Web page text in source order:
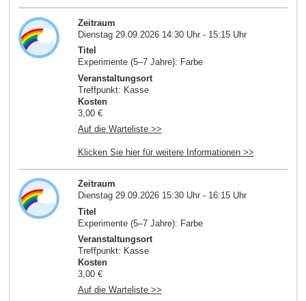
Zeitraum
Dienstag 29.09.2026 14:30 Uhr - 15:15 Uhr
Titel
Experimente (5–7 Jahre): Farbe
Veranstaltungsort
Treffpunkt: Kasse
Kosten
3,00 €
Auf die Warteliste >>
Klicken Sie hier für weitere Informationen >>
Zeitraum
Dienstag 29.09.2026 15:30 Uhr - 16:15 Uhr
Titel
Experimente (5–7 Jahre): Farbe
Veranstaltungsort
Treffpunkt: Kasse
Kosten
3,00 €
Auf die Warteliste >>